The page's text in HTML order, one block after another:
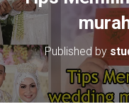
Published by